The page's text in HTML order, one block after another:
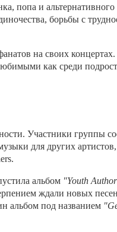
попа и альтернативного
борьбы с
на своих
как среди
Участники группы
для других
альбом "Youth
ждали новых
альбом под названием